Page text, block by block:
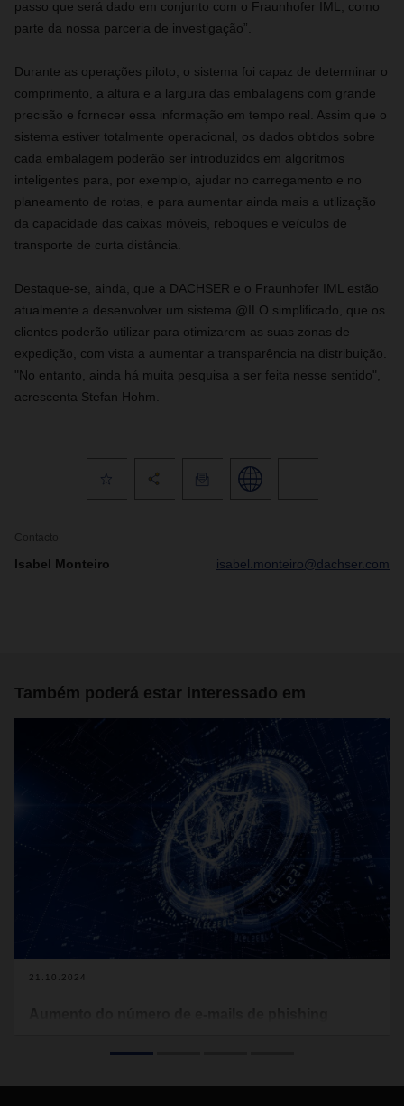
passo que será dado em conjunto com o Fraunhofer IML, como
parte da nossa parceria de investigação”.
Durante as operações piloto, o sistema foi capaz de determinar o
comprimento, a altura e a largura das embalagens com grande
precisão e fornecer essa informação em tempo real. Assim que o
sistema estiver totalmente operacional, os dados obtidos sobre
cada embalagem poderão ser introduzidos em algoritmos
inteligentes para, por exemplo, ajudar no carregamento e no
planeamento de rotas, e para aumentar ainda mais a utilização
da capacidade das caixas móveis, reboques e veículos de
transporte de curta distância.
Destaque-se, ainda, que a DACHSER e o Fraunhofer IML estão
atualmente a desenvolver um sistema @ILO simplificado, que os
clientes poderão utilizar para otimizarem as suas zonas de
expedição, com vista a aumentar a transparência na distribuição.
"No entanto, ainda há muita pesquisa a ser feita nesse sentido",
acrescenta Stefan Hohm.
Contacto
Isabel Monteiro isabel.monteiro@dachser.com
Também poderá estar interessado em
21.10.2024
grande número de mensagens de correio eletrónico falsas,